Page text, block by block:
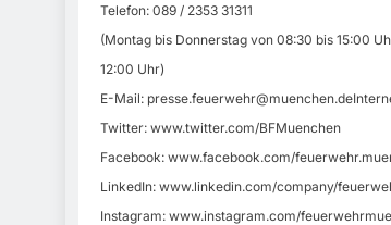
Telefon: 089 / 2353 31311
(Montag bis Donnerstag von 08:30 bis 15:00
12:00 Uhr)
E-Mail:
Twitter: www.twitter.com/BFMuenchen
Facebook: www.facebook.com/
LinkedIn: www.linkedin.com/company/
Instagram: www.instagram.com/